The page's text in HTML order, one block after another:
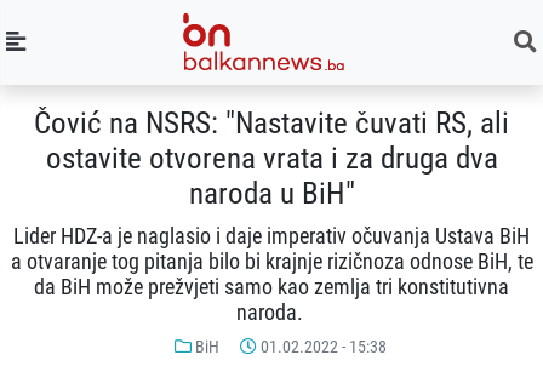
Čović na NSRS: "Nastavite čuvati RS, ali
ostavite otvorena vrata i za druga dva
naroda u BiH"
Lider HDZ-a je naglasio i daje imperativ očuvanja Ustava BiH
a otvaranje tog pitanja bilo bi krajnje rizičnoza odnose BiH, te
da BiH može prežvjeti samo kao zemlja tri konstitutivna
naroda.
BiH 01.02.2022 - 15:38